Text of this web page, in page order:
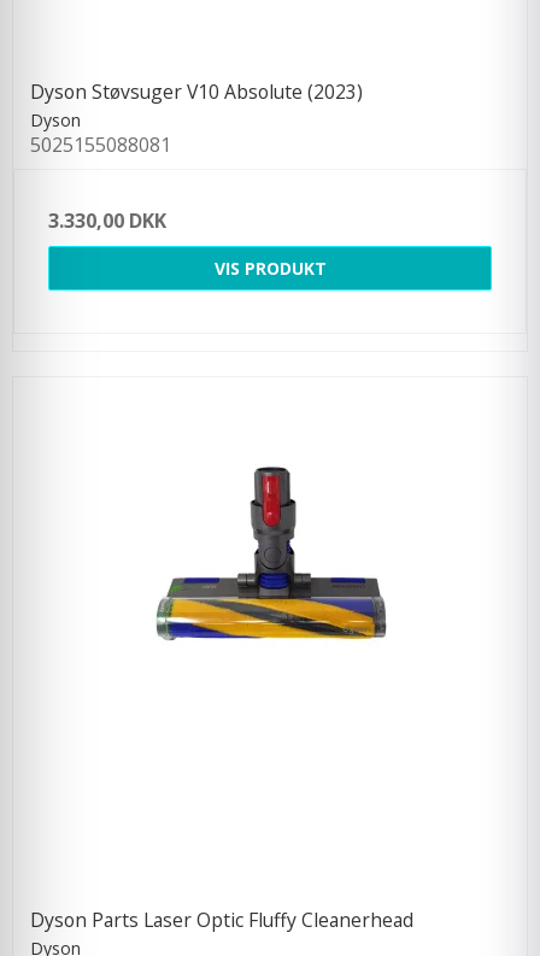
Dyson Støvsuger V10 Absolute (2023)
Dyson
5025155088081
3.330,00 DKK
VIS PRODUKT
Dyson Parts Laser Optic Fluffy Cleanerhead
Dyson